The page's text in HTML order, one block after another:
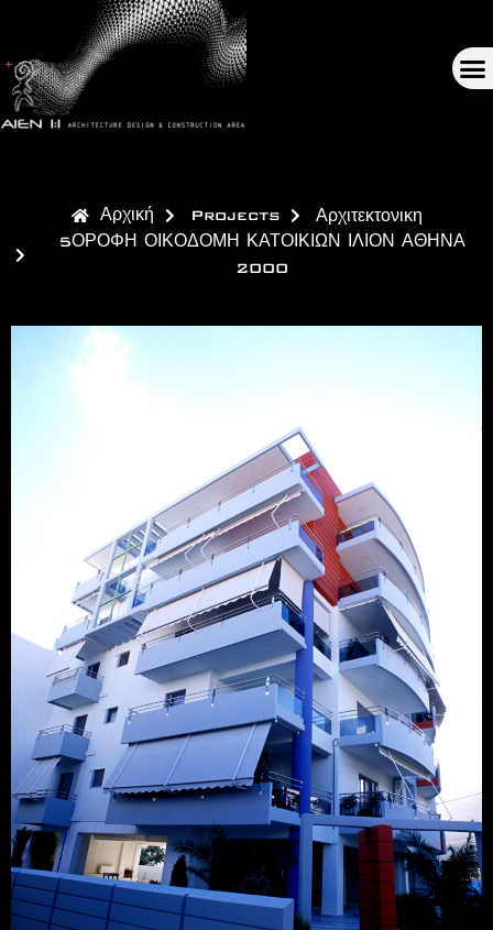
Αρχική Projects
Αρχιτεκτονικη
5ΟΡΟΦΗ ΟΙΚΟΔΟΜΗ ΚΑΤΟΙΚΙΩΝ ΙΛΙΟΝ ΑΘΗΝΑ
2000